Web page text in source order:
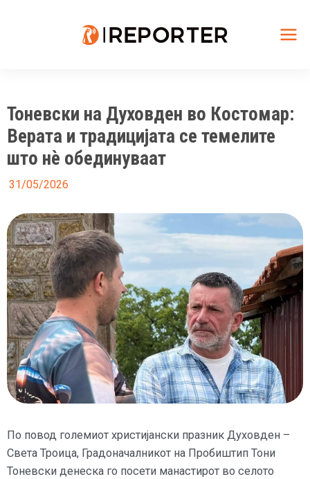
Тоневски на Духовден во Костомар:
Верата и традицијата се темелите
што нè обединуваат
31/05/2026
По повод големиот христијански празник Духовден –
Света Троица, Градоначалникот на Пробиштип Тони
Тоневски денеска го посети манастирот во селото